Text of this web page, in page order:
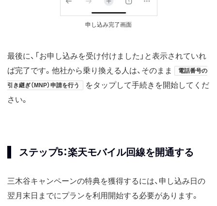
申し込み完了画面
最後に、「お申し込みを受け付けました」と表示されていれ
ば完了です。他社から乗り換える人は、そのまま
電話番号の
引き継ぎ（MNP）申請を行う
をタップして手続きを開始してくだ
さい。
ステップ5：楽天モバイル回線を開通する
三木谷キャンペーンの特典を獲得するには、申し込み日の
翌月末日までにプランを利用開始する必要があります。